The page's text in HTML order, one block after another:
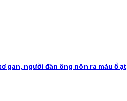
gan, người đàn ông nôn ra máu ồ ạt